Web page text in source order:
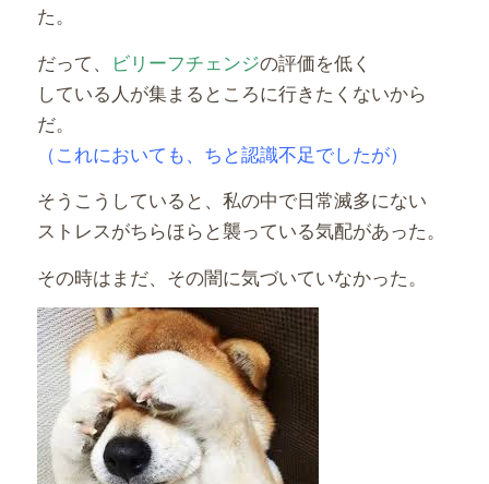
た。
だって、
ビリーフチェンジの評価を低く
している人が集まるところに行きたくないから
だ。
（これにおいても、ちと認識不足でしたが）
そうこうしていると、私の中で日常滅多にない
ストレスがちらほらと襲っている気配があった。
その時はまだ、その闇に気づいていなかった。